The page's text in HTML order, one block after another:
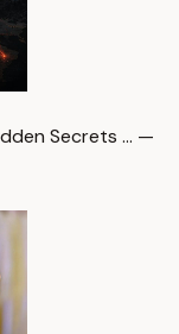
Secrets … —